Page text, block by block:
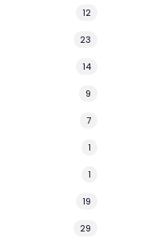
12
23
14
9
7
1
1
19
29